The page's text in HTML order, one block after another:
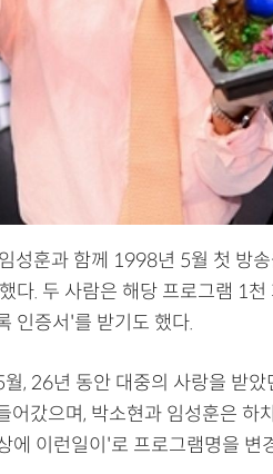
성훈과 함께 1998년 5월 첫 방
다. 두 사람은 해당 프로그램 1
인증서'를 받기도 했다.
, 26년 동안 대중의 사랑을 받
어갔으며, 박소현과 임성훈은
에 이런일이'로 프로그램명을 변